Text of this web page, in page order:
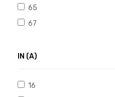
65
67
IN (A)
16